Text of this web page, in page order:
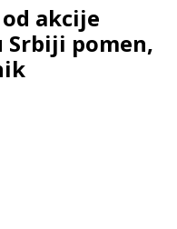
akcije
Srbiji pomen,